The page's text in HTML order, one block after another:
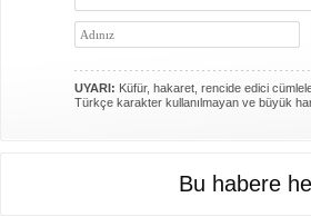
UYARI: Küfür, hakaret, rencide edici
Türkçe karakter kullanılmayan ve büyük
Bu habere